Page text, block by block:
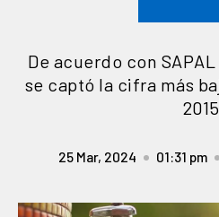
De acuerdo con
se captó la cifra más
2015
25 Mar, 2024 01:31 pm